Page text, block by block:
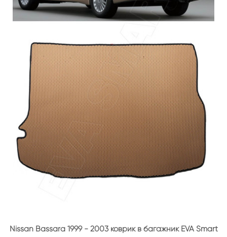
Nissan Bassara 1999 - 2003 коврик в багажник EVA Smart